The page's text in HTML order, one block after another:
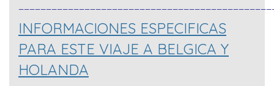
INFORMACIONES ESPECIFICAS
PARA ESTE VIAJE A BELGICA Y
HOLANDA